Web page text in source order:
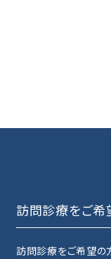
訪問診療をご希
訪問診療をご希望の